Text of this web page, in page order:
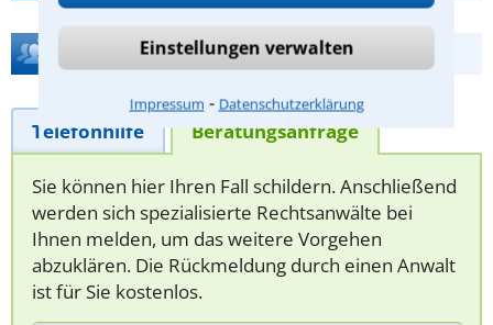
Einstellungen verwalten
Impressum ⁃ Datenschutzerklärung
Hilfe bei Ihrer Anwaltsuche?
Telefonhilfe Beratungsanfrage
Sie können hier Ihren Fall schildern. Anschließend
werden sich spezialisierte Rechtsanwälte bei
Ihnen melden, um das weitere Vorgehen
abzuklären. Die Rückmeldung durch einen Anwalt
ist für Sie kostenlos.